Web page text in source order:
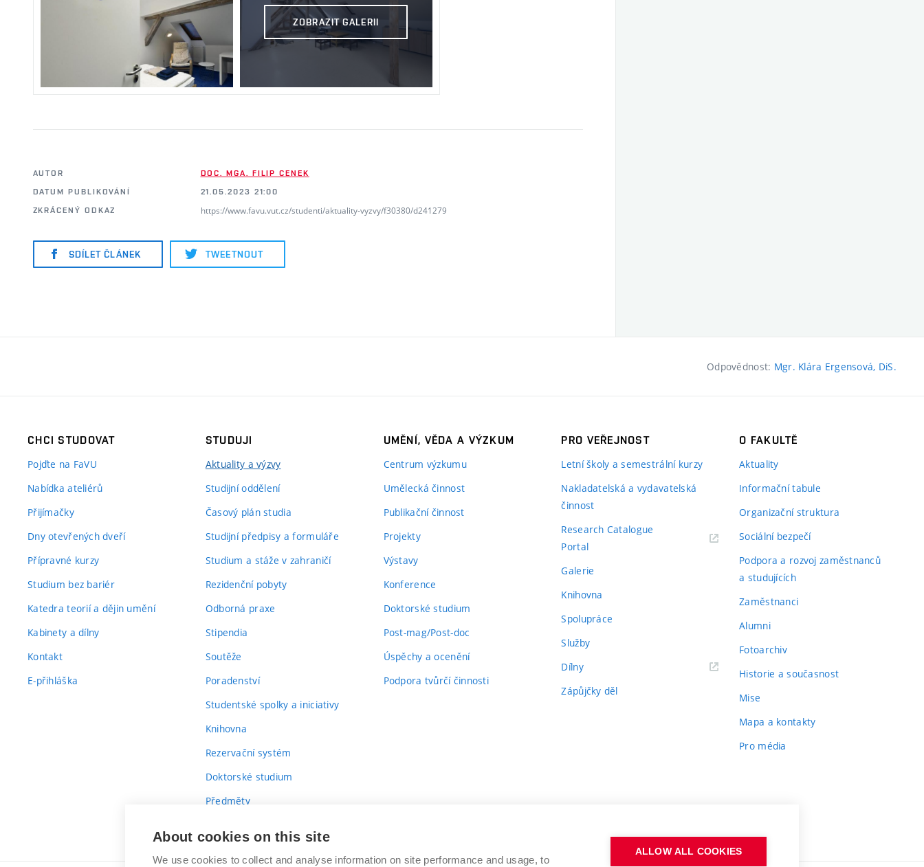
ZOBRAZIT GALERII
AUTOR
DOC. MGA. FILIP CENEK
DATUM PUBLIKOVÁNÍ
21.05.2023 21:00
ZKRÁCENÝ ODKAZ
https://www.favu.vut.cz/studenti/aktuality-vyzvy/f30380/d241279
SDÍLET ČLÁNEK TWEETNOUT
Odpovědnost: Mgr. Klára Ergensová, DiS.
CHCI STUDOVAT
Pojďte na FaVU
Nabídka ateliérů
Přijímačky
Dny otevřených dveří
Přípravné kurzy
Studium bez bariér
Katedra teorií a dějin umění
Kabinety a dílny
Kontakt
E-přihláška
STUDUJI
Aktuality a výzvy
Studijní oddělení
Časový plán studia
Studijní předpisy a formuláře
Studium a stáže v zahraničí
Rezidenční pobyty
Odborná praxe
Stipendia
Soutěže
Poradenství
Studentské spolky a iniciativy
Knihovna
Rezervační systém
Doktorské studium
Předměty
UMĚNÍ, VĚDA A VÝZKUM
Centrum výzkumu
Umělecká činnost
Publikační činnost
Projekty
Výstavy
Konference
Doktorské studium
Post-mag/Post-doc
Úspěchy a ocenění
Podpora tvůrčí činnosti
PRO VEŘEJNOST
Letní školy a semestrální kurzy
Nakladatelská a vydavatelská
činnost
Research Catalogue
Portal
Galerie
Knihovna
Spolupráce
Služby
Dílny
Zápůjčky děl
O FAKULTĚ
Aktuality
Informační tabule
Organizační struktura
Sociální bezpečí
Podpora a rozvoj zaměstnanců
a studujících
Zaměstnanci
Alumni
Fotoarchiv
Historie a současnost
Mise
Mapa a kontakty
Pro média
About cookies on this site
We use cookies to collect and analyse information on site performance and usage, to
ALLOW ALL COOKIES